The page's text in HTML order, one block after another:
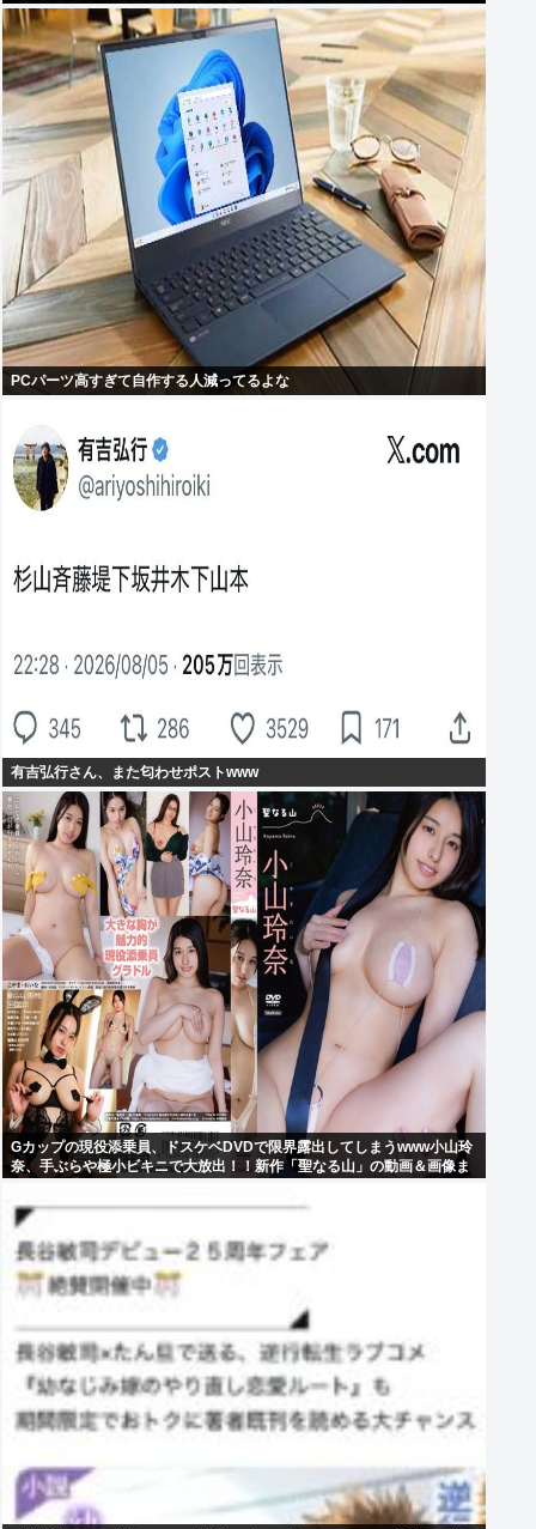
PCパーツ高すぎて自作する人減ってるよな
有吉弘行さん、また匂わせポストwww
Gカップの現役添乗員、ドスケベDVDで限界露出してしまうwww小山玲
奈、手ぶらや極小ビキニで大放出！！新作「聖なる山」の動画＆画像ま